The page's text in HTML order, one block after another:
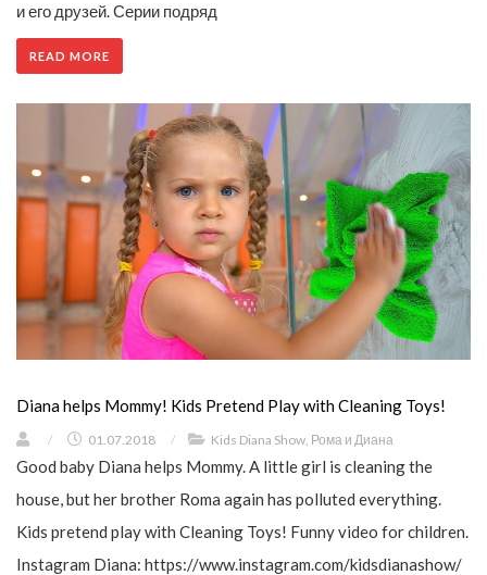
и его друзей. Серии подряд
READ MORE
Diana helps Mommy! Kids Pretend Play with Cleaning Toys!
/ 01.07.2018 / Kids Diana Show Рома и Диана
Good baby Diana helps Mommy. A little girl is cleaning the
house, but her brother Roma again has polluted everything.
Kids pretend play with Cleaning Toys! Funny video for children.
Instagram Diana: https://www.instagram.com/kidsdianashow/